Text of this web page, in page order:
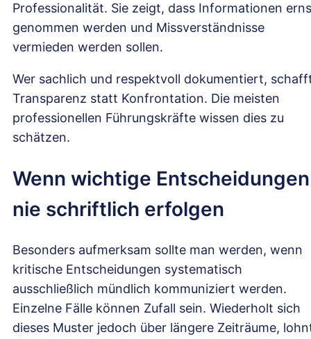
Professionalität. Sie zeigt, dass Informationen
genommen werden und Missverständnisse
vermieden werden sollen.
Wer sachlich und respektvoll dokumentiert,
Transparenz statt Konfrontation. Die meisten
professionellen Führungskräfte wissen dies zu
schätzen.
Wenn wichtige Entscheidungen
nie schriftlich erfolgen
Besonders aufmerksam sollte man werden, wenn
kritische Entscheidungen systematisch
ausschließlich mündlich kommuniziert werden.
Einzelne Fälle können Zufall sein. Wiederholt sich
dieses Muster jedoch über längere Zeiträume,